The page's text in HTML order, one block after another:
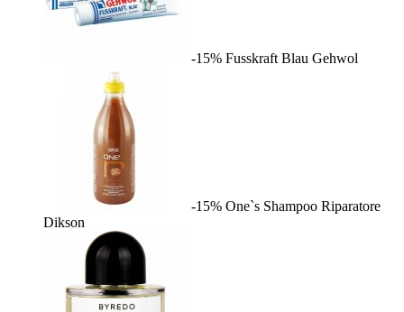
-15% Fusskraft Blau Gehwol
-15% One`s Shampoo Riparatore
Dikson